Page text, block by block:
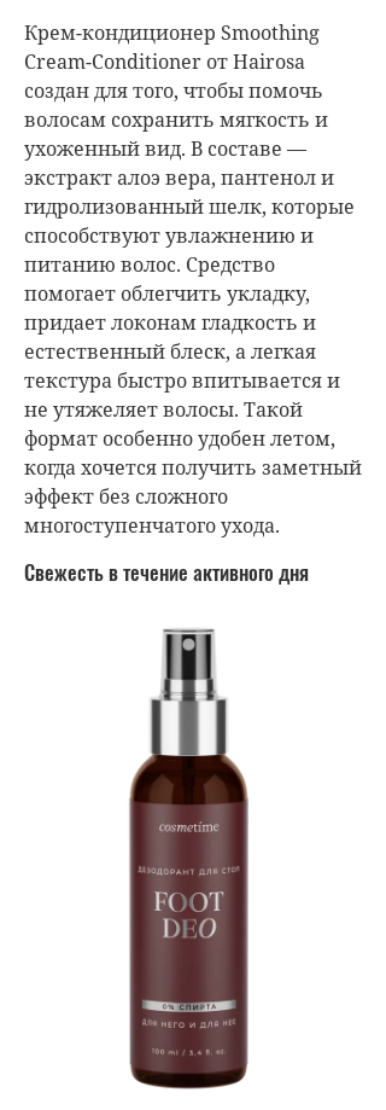
Крем-кондиционер Smoothing
Cream-Conditioner от Hairosa
создан для того, чтобы помочь
волосам сохранить мягкость и
ухоженный вид. В составе —
экстракт алоэ вера, пантенол и
гидролизованный шелк, которые
способствуют увлажнению и
питанию волос. Средство
помогает облегчить укладку,
придает локонам гладкость и
естественный блеск, а легкая
текстура быстро впитывается и
не утяжеляет волосы. Такой
формат особенно удобен летом,
когда хочется получить заметный
эффект без сложного
многоступенчатого ухода.
Свежесть в течение активного дня